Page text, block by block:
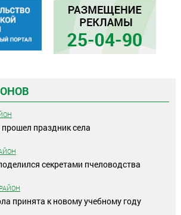
праздник села
секретами пчеловодства
принята к новому учебному году